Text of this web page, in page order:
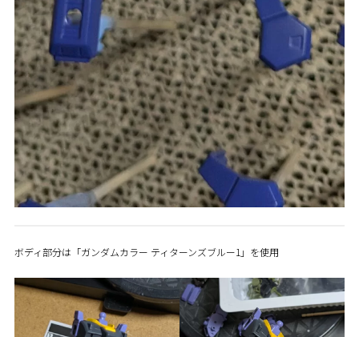
ボディ部分は「ガンダムカラー ティターンズブルー1」を使用